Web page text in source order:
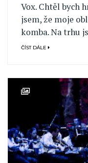
Vox. Chtěl bych
jsem, že moje
komba. Na trhu
ČÍST DÁLE